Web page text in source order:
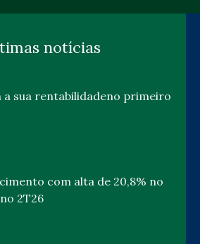
notícias
a sua rentabilidadeno primeiro
com alta de 20,8% no
2T26